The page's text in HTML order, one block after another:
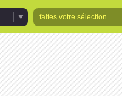
faites votre sélection